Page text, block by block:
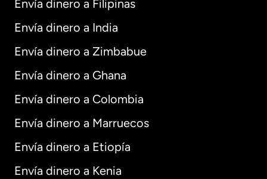
Envía dinero a Filipinas
Envía dinero a India
Envía dinero a Zimbabue
Envía dinero a Ghana
Envía dinero a Colombia
Envía dinero a Marruecos
Envía dinero a Etiopía
Envía dinero a Kenia